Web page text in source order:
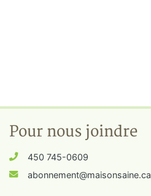
Pour nous joindre
450 745-0609
abonnement@maisonsaine.ca